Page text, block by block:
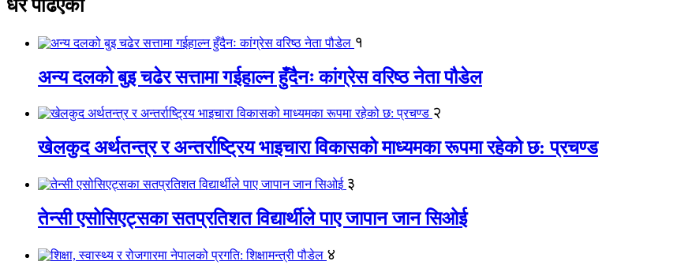
धेरै पढिएको
१
अन्य दलको बुइ चढेर सत्तामा गईहाल्न हुँदैनः कांग्रेस वरिष्ठ नेता पौडेल
२
खेलकुद अर्थतन्त्र र अन्तर्राष्ट्रिय भाइचारा विकासको माध्यमका रूपमा रहेको छ: प्रचण्ड
३
तेन्सी एसोसिएट्सका सतप्रतिशत विद्यार्थीले पाए जापान जान सिओई
४